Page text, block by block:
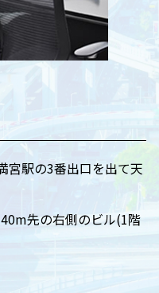
宮駅の3番出口を出て天
先の右側のビル(1階